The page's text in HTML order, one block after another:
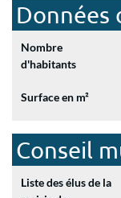
Données
Nombre
d'habitants
Surface en m²
Conseil
Liste des élus de la